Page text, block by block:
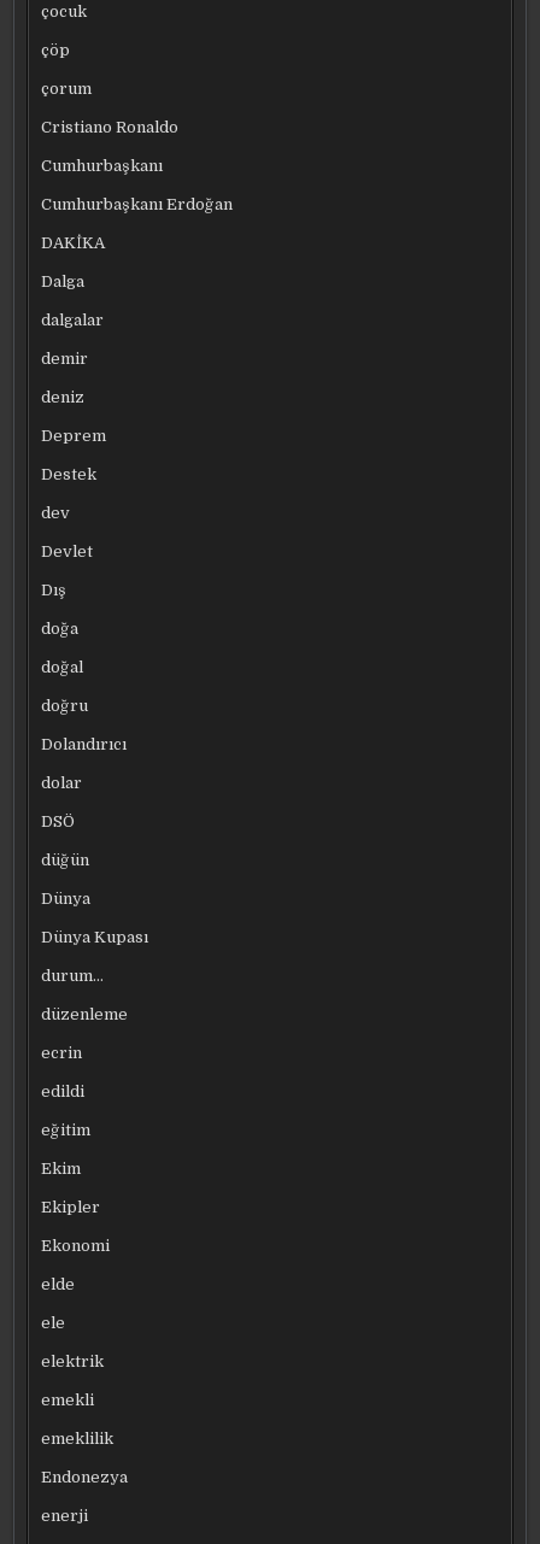
çocuk
çöp
çorum
Cristiano Ronaldo
Cumhurbaşkanı
Cumhurbaşkanı Erdoğan
DAKİKA
Dalga
dalgalar
demir
deniz
Deprem
Destek
dev
Devlet
Dış
doğa
doğal
doğru
Dolandırıcı
dolar
DSÖ
düğün
Dünya
Dünya Kupası
durum…
düzenleme
ecrin
edildi
eğitim
Ekim
Ekipler
Ekonomi
elde
ele
elektrik
emekli
emeklilik
Endonezya
enerji